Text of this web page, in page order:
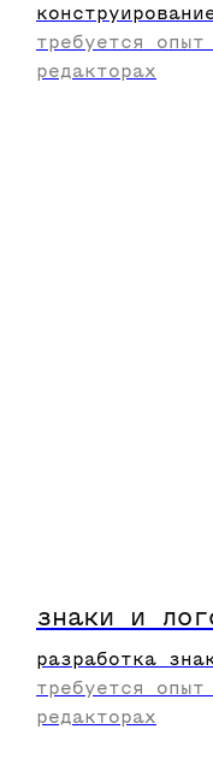
требуется
редакторах
знаки и
разработка
требуется
редакторах